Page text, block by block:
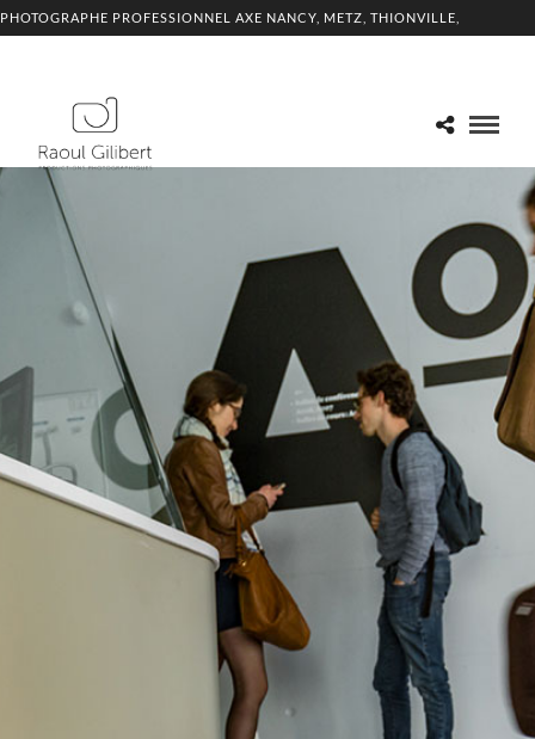
PHOTOGRAPHE PROFESSIONNEL AXE NANCY, METZ, THIONVILLE,